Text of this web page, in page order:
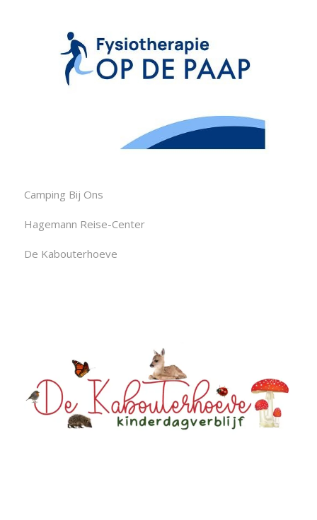
Camping Bij Ons
Hagemann Reise-Center
De Kabouterhoeve